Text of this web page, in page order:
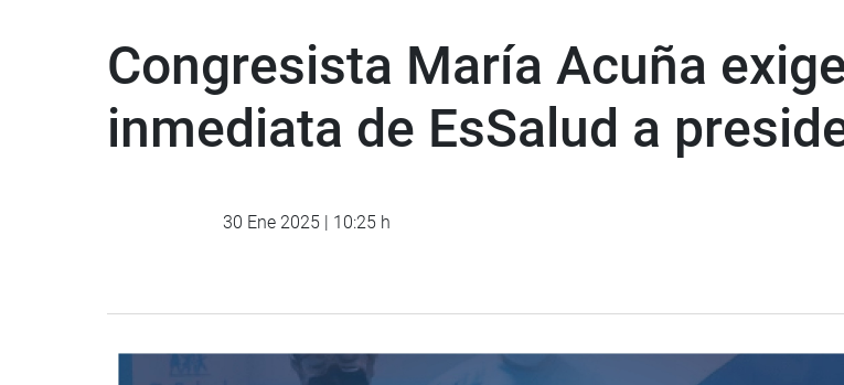
Congresista María Acuña
inmediata de EsSalud a
30 Ene 2025 | 10:25 h